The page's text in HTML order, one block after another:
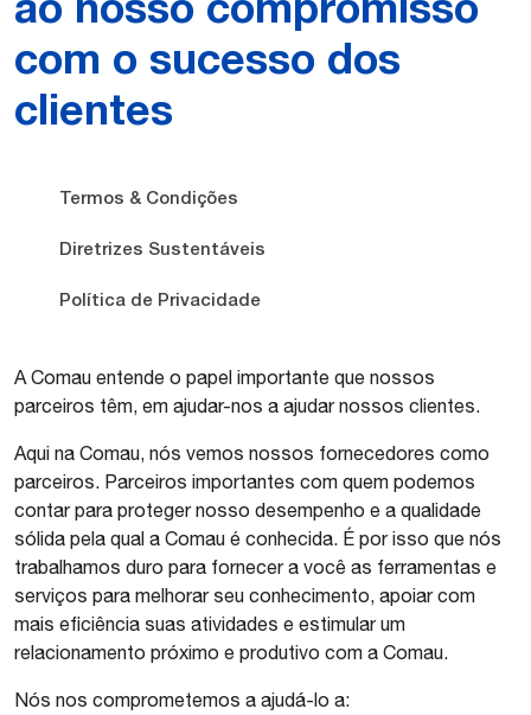
com o sucesso dos
clientes
Termos & Condições
Diretrizes Sustentáveis
Política de Privacidade
A Comau entende o papel importante que nossos
parceiros têm, em ajudar-nos a ajudar nossos clientes.
Aqui na Comau, nós vemos nossos fornecedores como
parceiros. Parceiros importantes com quem podemos
contar para proteger nosso desempenho e a qualidade
sólida pela qual a Comau é conhecida. É por isso que nós
trabalhamos duro para fornecer a você as ferramentas e
serviços para melhorar seu conhecimento, apoiar com
mais eficiência suas atividades e estimular um
relacionamento próximo e produtivo com a Comau.
Nós nos comprometemos a ajudá-lo a: